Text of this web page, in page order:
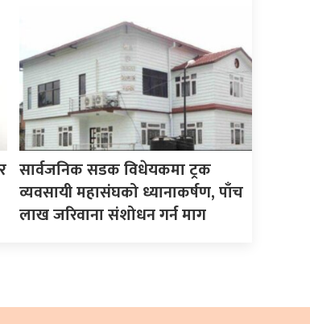
सार्वजनिक सडक विधेयकमा ट्रक
व्यवसायी महासंघको ध्यानाकर्षण, पाँच
लाख जरिवाना संशोधन गर्न माग